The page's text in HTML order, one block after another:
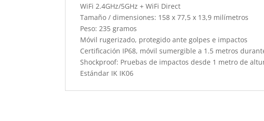
WiFi 2.4GHz/5GHz + WiFi Direct
Tamaño / dimensiones: 158 x 77,5 x 13,9 milímetros
Peso: 235 gramos
Móvil rugerizado, protegido ante golpes e impactos
Certificación IP68, móvil sumergible a 1.5 metros
Shockproof: Pruebas de impactos desde 1 metro de
Estándar IK IK06